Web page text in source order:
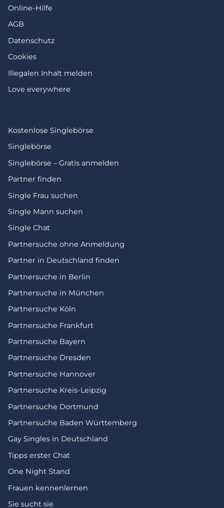
Online-Hilfe
AGB
Datenschutz
Cookies
Illegalen Inhalt melden
Love everywhere
Kostenlose Singlebörse
Singlebörse
Singlebörse – Gratis anmelden
Partner finden
Single Frau suchen
Single Mann suchen
Single Chat
Partnersuche ohne Anmeldung
Partner in Deutschland finden
Partnersuche in Berlin
Partnersuche in München
Partnersuche Köln
Partnersuche Frankfurt
Partnersuche Bayern
Partnersuche Dresden
Partnersuche Hannover
Partnersuche Kreis-Leipzig
Partnersuche Dortmund
Partnersuche Baden Württemberg
Gay Singles in Deutschland
Tipps erster Chat
One Night Stand
Frauen kennenlernen
Sie sucht sie